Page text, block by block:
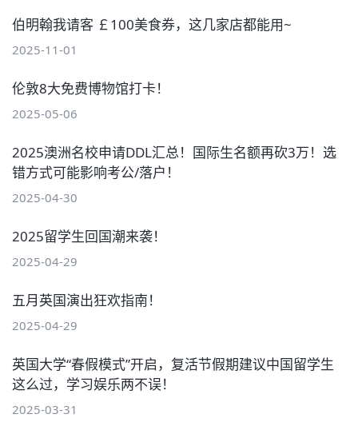
伯明翰我请客 ￡100美食券，这几家店都能用~
2025-11-01
伦敦8大免费博物馆打卡！
2025-05-06
2025澳洲名校申请DDL汇总！国际生名额再砍3万！选
错方式可能影响考公/落户！
2025-04-30
2025留学生回国潮来袭！
2025-04-29
五月英国演出狂欢指南！
2025-04-29
英国大学“春假模式”开启，复活节假期建议中国留学生
这么过，学习娱乐两不误！
2025-03-31